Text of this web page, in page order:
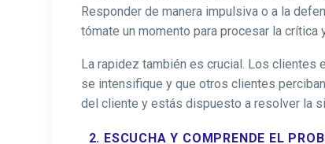
Responder de manera impulsiva o a la
tómate un momento para procesar la crítica
La rapidez también es crucial. Los
se intensifique y que otros clientes
del cliente y estás dispuesto a resolver la
2. ESCUCHA Y COMPRENDE EL